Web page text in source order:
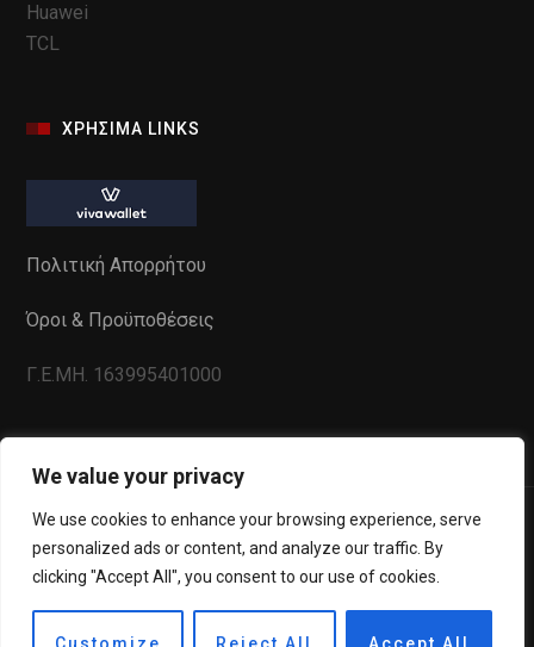
We value your privacy
We use cookies to enhance your browsing experience, serve
personalized ads or content, and analyze our traffic. By
clicking "Accept All", you consent to our use of cookies.
Customize Reject All Accept All
Huawei
TCL
ΧΡΗΣΙΜΑ LINKS
Πολιτική Απορρήτου
Όροι & Προϋποθέσεις
Γ.Ε.ΜΗ. 163995401000
Powered byWebInSite. All Copyrights reserved to La
Casa De Phone ©